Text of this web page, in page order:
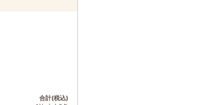
合計(税込)